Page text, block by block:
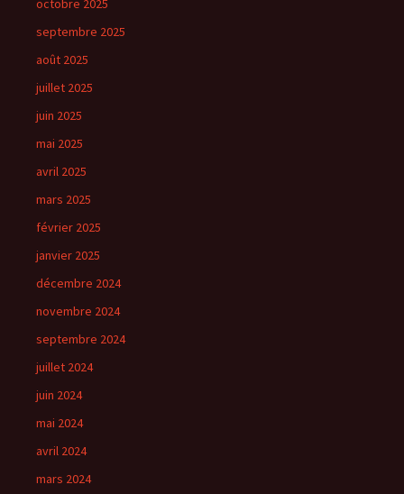
octobre 2025
septembre 2025
août 2025
juillet 2025
juin 2025
mai 2025
avril 2025
mars 2025
février 2025
janvier 2025
décembre 2024
novembre 2024
septembre 2024
juillet 2024
juin 2024
mai 2024
avril 2024
mars 2024